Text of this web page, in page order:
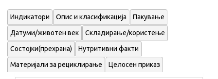
Индикатори Опис и класификација Пакување
Датуми/животен век Складирање/користење
Состојки(прехрана) Нутритивни факти
Материјали за рециклирање Целосен приказ